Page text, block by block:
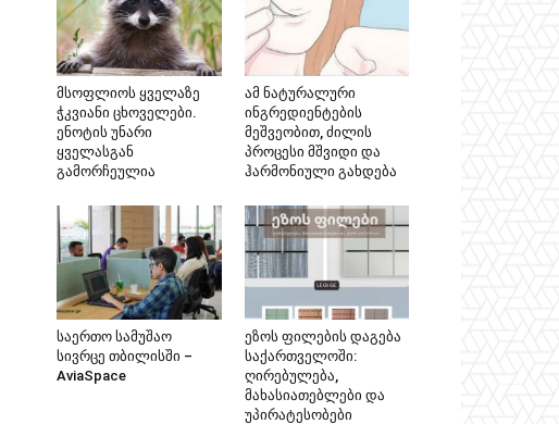
მსოფლიოს ყველაზე
ჭკვიანი ცხოველები.
ენოტის უნარი
ყველასგან
გამორჩეულია
ამ ნატურალური
ინგრედიენტების
მეშვეობით, ძილის
პროცესი მშვიდი და
ჰარმონიული გახდება
საერთო სამუშაო
სივრცე თბილისში –
AviaSpace
ეზოს ფილების დაგება
საქართველოში:
ღირებულება,
მახასიათებლები და
უპირატესობები